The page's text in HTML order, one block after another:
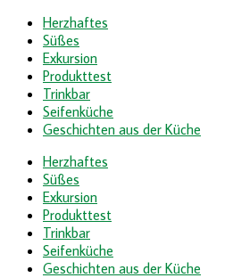
Herzhaftes
Süßes
Exkursion
Produkttest
Trinkbar
Seifenküche
Geschichten aus der Küche
Herzhaftes
Süßes
Exkursion
Produkttest
Trinkbar
Seifenküche
Geschichten aus der Küche